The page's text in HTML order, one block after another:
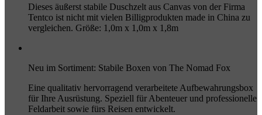
Dieses äußerst stabile Duschzelt aus Canvas von der Firma
Tentco ist nicht mit vielen Billigprodukten made in China zu
vergleichen. Größe: 1,0m x 1,0m x 1,8m
Neu im Sortiment: Stabile Boxen von The Nomad Fox
Eine qualitativ hervorragend verarbeitete Aufbewahrungsbox
für Ihre Ausrüstung. Speziell für Abenteuer und professionelle
Feldarbeit sowie fürs Reisen entwickelt.